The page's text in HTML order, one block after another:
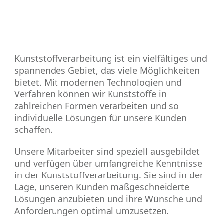
Kunststoffverarbeitung ist ein vielfältiges und
spannendes Gebiet, das viele Möglichkeiten
bietet. Mit modernen Technologien und
Verfahren können wir Kunststoffe in
zahlreichen Formen verarbeiten und so
individuelle Lösungen für unsere Kunden
schaffen.
Unsere Mitarbeiter sind speziell ausgebildet
und verfügen über umfangreiche Kenntnisse
in der Kunststoffverarbeitung. Sie sind in der
Lage, unseren Kunden maßgeschneiderte
Lösungen anzubieten und ihre Wünsche und
Anforderungen optimal umzusetzen.